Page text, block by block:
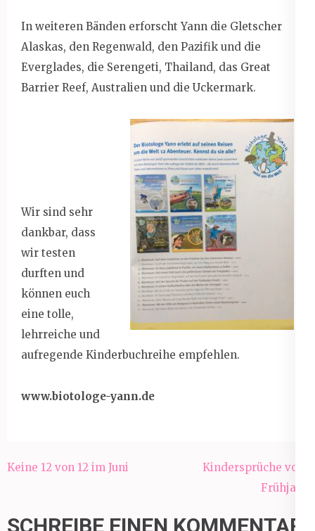
In weiteren Bänden erforscht Yann die Gletscher
Alaskas, den Regenwald, den Pazifik und die
Everglades, die Serengeti, Thailand, das Great
Barrier Reef, Australien und die Uckermark.
Wir sind sehr
dankbar, dass
wir testen
durften und
können euch
eine tolle,
lehrreiche und
aufregende Kinderbuchreihe empfehlen.
www.biotologe-yann.de
Beitragsnavigation
Keine 12 von 12 im Juni
Kindersprüche vom
Frühjahr
SCHREIBE EINEN KOMMENTAR